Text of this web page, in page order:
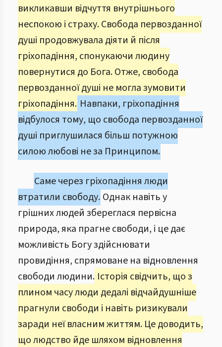
викликавши відчуття внутрішнього
неспокою і страху. Свобода первозданної
душі продовжувала діяти й після
гріхопадіння, спонукаючи людину
повернутися до Бога. Отже, свобода
первозданної душі не могла зумовити
гріхопадіння. Навпаки, гріхопадіння
відбулося тому, що свобода первозданної
душі приглушилася більш потужною
силою любові не за Принципом.
Саме через гріхопадіння люди
втратили свободу. Однак навіть у
грішних людей збереглася первісна
природа, яка прагне свободи, і це дає
можливість Богу здійснювати
провидіння, спрямоване на відновлення
свободи людини. Історія свідчить, що з
плином часу люди дедалі відчайдушніше
прагнули свободи і навіть ризикували
заради неї власним життям. Це доводить,
що людство йде шляхом відновлення